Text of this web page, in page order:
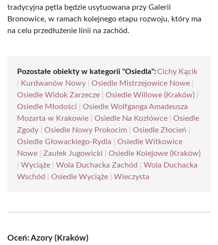
tradycyjna pętla będzie usytuowana przy Galerii
Bronowice, w ramach kolejnego etapu rozwoju, który ma
na celu przedłużenie linii na zachód.
Pozostałe obiekty w kategorii "Osiedla":Cichy Kącik
Kurdwanów Nowy Osiedle Mistrzejowice Nowe
Osiedle Widok Zarzecze
Osiedle Willowe (Kraków)
Osiedle Młodości
Osiedle Wolfganga Amadeusza
Mozarta w Krakowie
Osiedle Na Kozłówce
Osiedle
Zgody
Osiedle Nowy Prokocim Osiedle Złocień
Osiedle Głowackiego-Rydla
Osiedle Witkowice
Nowe
Zaułek Jugowicki
Osiedle Kolejowe (Kraków)
Wyciąże Wola Duchacka Zachód
Wola Duchacka
Wschód
Osiedle Wyciąże Wieczysta
Oceń: Azory (Kraków)